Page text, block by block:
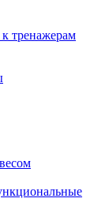
тренажерам